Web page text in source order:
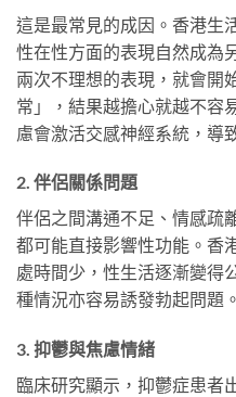
這是最常見的成因。香港生
性在性方面的表現自然成為
兩次不理想的表現，就會開
常」，結果越擔心就越不容
慮會激活交感神經系統，導
2. 伴侶關係問題
伴侶之間溝通不足、情感疏
都可能直接影響性功能。香
處時間少，性生活逐漸變得
種情況亦容易誘發勃起問題。
3. 抑鬱與焦慮情緒
臨床研究顯示，抑鬱症患者